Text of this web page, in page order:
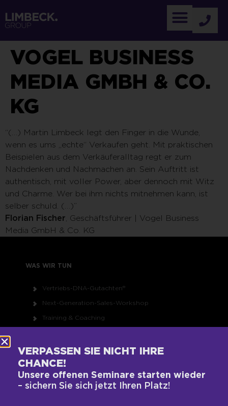
VOGEL BUSINESS
MEDIA GMBH & CO.
KG
“(…) Martin Limbeck legt den Finger in die Wunde,
wenn es ums „echte“ Verkaufen geht. Mit praktischen
Beispielen aus dem Verkäuferalltag regt er zum
Nachdenken und Nachmachen an. Sein Auftritt ist
authentisch, mit voller Power, aber dennoch mit Witz
und Charme. Wer bei ihm nichts mitnehmen kann, ist
selber schuld. (…)”
Florian Fischer, Geschäftsführer | Vogel Business
Media GmbH & Co. KG
WAS WIR TUN
Vertriebs-DNA-Gutachten®
Next-Generation-Sales-Workshop
Training & Coaching
LOOP-Prozess®
WER WIR SIND
VERPASSEN SIE NICHT IHRE
CHANCE!
Unsere offenen Seminare starten wieder
– sichern Sie sich jetzt Ihren Platz!